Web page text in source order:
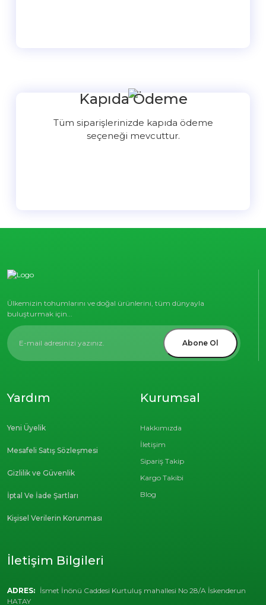
Kapıda Ödeme
Tüm siparişlerinizde kapıda ödeme
seçeneği mevcuttur.
Ülkemizin tohumlarını ve doğal ürünlerini, tüm dünyayla
buluşturmak için...
Abone Ol
Kurumsal
Hakkımızda
İletişim
Sipariş Takip
Kargo Takibi
Blog
Yardım
Yeni Üyelik
Mesafeli Satış Sözleşmesi
Gizlilik ve Güvenlik
İptal Ve İade Şartları
Kişisel Verilerin Korunması
İletişim Bilgileri
ADRES: İsmet İnönü Caddesi Kurtuluş mahallesi No 28/A İskenderun
HATAY